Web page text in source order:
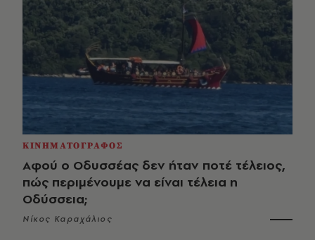
ΚΙΝΗΜΑΤΟΓΡΑΦΟΣ
Αφού ο Οδυσσέας δεν ήταν ποτέ τέλειος,
πώς περιμένουμε να είναι τέλεια η
Οδύσσεια;
Νίκος Καραχάλιος